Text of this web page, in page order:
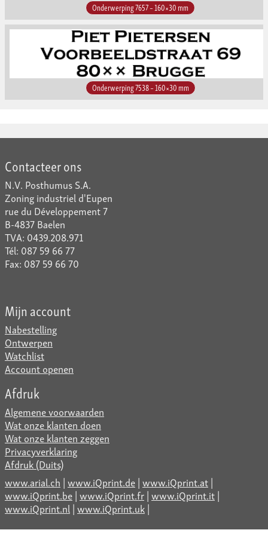
Onderwerping 7657 – 160×30 mm
Onderwerping 7538 – 160×30 mm
Contacteer ons
N.V. Posthumus S.A.
Zoning industriel d'Eupen
rue du Développement 7
B-4837 Baelen
TVA: 0439.208.971
Tél: 087 59 66 77
Fax: 087 59 66 70
Mijn account
Nabestelling
Ontwerpen
Watchlist
Account openen
Afdruk
Algemene voorwaarden
Wat onze klanten doen
Wat onze klanten zeggen
Privacyverklaring
Afdruk (Duits)
www.arial.ch |www.iQprint.de|www.iQprint.at|
www.iQprint.be|www.iQprint.fr|www.iQprint.it|
www.iQprint.nl|www.iQprint.uk|